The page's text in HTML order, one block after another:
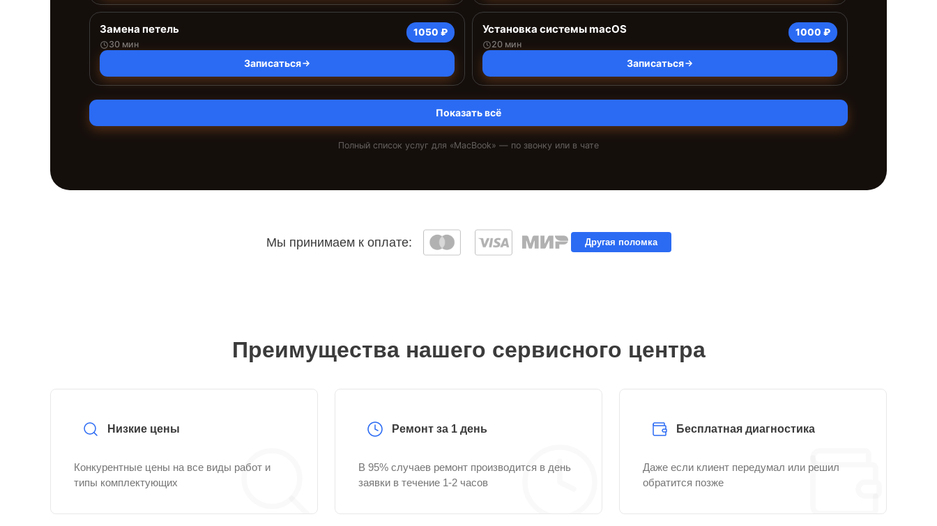
Замена петель
30 мин
1050 ₽
Записаться
Установка системы macOS
20 мин
1000 ₽
Записаться
Показать всё
Полный список услуг для «MacBook» — по звонку или в чате
Мы принимаем к оплате: Другая поломка
Преимущества нашего сервисного центра
Низкие цены
Конкурентные цены на все виды работ и
типы комплектующих
Ремонт за 1 день
В 95% случаев ремонт производится в день
заявки в течение 1-2 часов
Бесплатная диагностика
Даже если клиент передумал или решил
обратится позже